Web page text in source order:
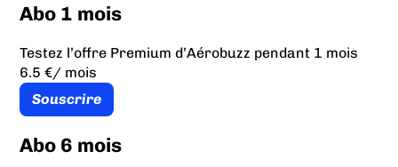
Abo 1 mois
Testez l’offre Premium d’Aérobuzz pendant 1 mois
6.5 €/ mois
Souscrire
Abo 6 mois